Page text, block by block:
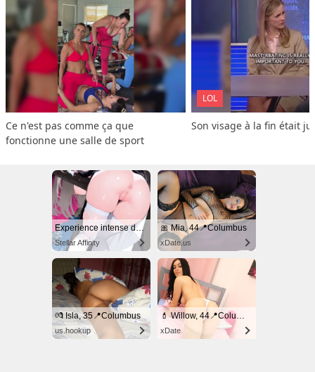
Ce n'est pas comme ça que
fonctionne une salle de sport
LOL
Son visage à la fin était